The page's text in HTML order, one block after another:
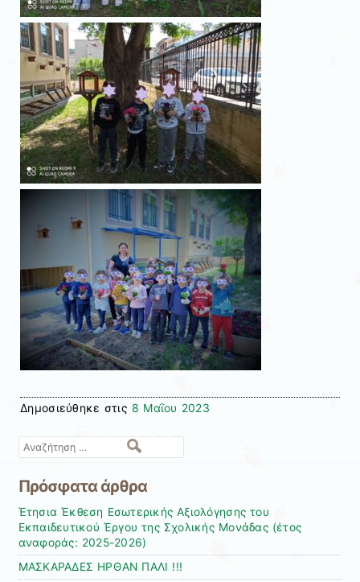
Δημοσιεύθηκε στις 8 Μαΐου 2023
Αναζήτηση
Πρόσφατα άρθρα
Έτησια Έκθεση Εσωτερικής Αξιολόγησης του
Εκπαιδευτικού Έργου της Σχολικής Μονάδας (έτος
αναφοράς: 2025-2026)
ΜΑΣΚΑΡΑΔΕΣ ΗΡΘΑΝ ΠΑΛΙ !!!